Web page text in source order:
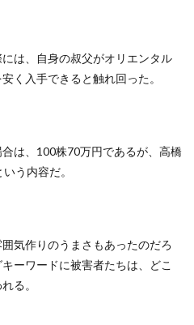
は、自身の叔父がオリエンタル
く入手できると触れ回った。
は、100株70万円であるが、高橋
う内容だ。
気作りのうまさもあったのだろ
ーワードに被害者たちは、どこ
る。